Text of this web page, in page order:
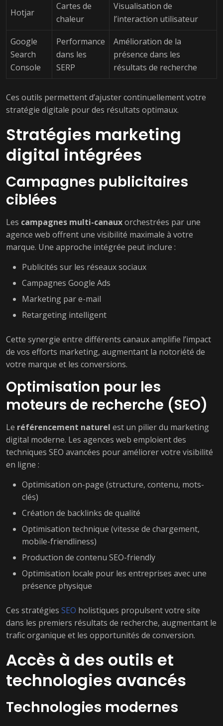
Hotjar
Cartes de
chaleur
Visualisation de
l’interaction utilisateur
Google
Search
Console
Performance
dans les
SERP
Amélioration de la
présence dans les
résultats de recherche
Ces outils permettent d’ajuster continuellement votre
stratégie digitale pour des résultats optimaux.
Stratégies marketing
digital intégrées
Campagnes publicitaires
ciblées
Les campagnes multi-canauxorchestrées par une
agence web offrent une visibilité maximale à votre
marque. Une approche intégrée peut inclure :
Publicités sur les réseaux sociaux
Campagnes Google Ads
Marketing par e-mail
Retargeting intelligent
Cette synergie entre différents canaux amplifie l’impact
de vos efforts marketing, augmentant la notoriété de
votre marque et les conversions.
Optimisation pour les
moteurs de recherche (SEO)
Le référencement naturel est un pilier du marketing
digital moderne. Les agences web emploient des
techniques SEO avancées pour améliorer votre visibilité
en ligne :
Optimisation on-page (structure, contenu, mots-
clés)
Création de backlinks de qualité
Optimisation technique (vitesse de chargement,
mobile-friendliness)
Production de contenu SEO-friendly
Optimisation locale pour les entreprises avec une
présence physique
Ces stratégies SEO holistiques propulsent votre site
dans les premiers résultats de recherche, augmentant le
trafic organique et les opportunités de conversion.
Accès à des outils et
technologies avancés
Technologies modernes